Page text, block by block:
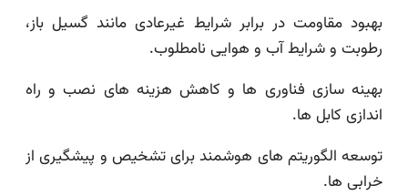
بهبود مقاومت در برابر شرایط غیرعادی مانند گسیل باز،
رطوبت و شرایط آب و هوایی نامطلوب.
بهینه سازی فناوری ها و کاهش هزینه های نصب و راه
اندازی کابل ها.
توسعه الگوریتم های هوشمند برای تشخیص و پیشگیری از
خرابی ها.